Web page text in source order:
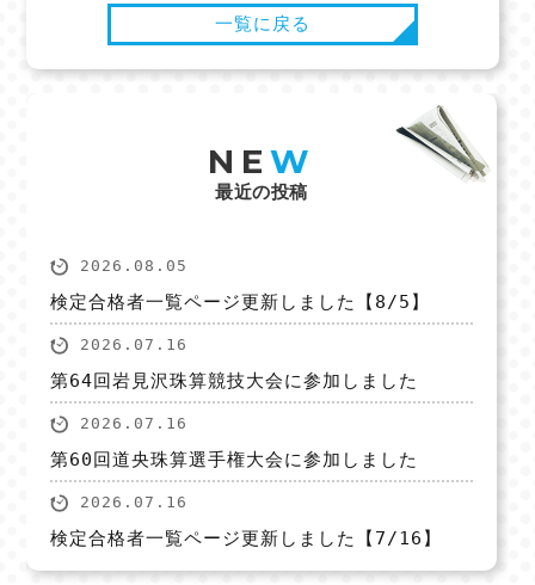
一覧に戻る
NE W
最近の投稿
2026.08.05
検定合格者一覧ページ更新しました【8/5】
2026.07.16
第64回岩見沢珠算競技大会に参加しました
2026.07.16
第60回道央珠算選手権大会に参加しました
2026.07.16
検定合格者一覧ページ更新しました【7/16】